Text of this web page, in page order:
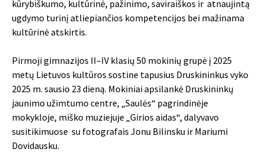
kūrybiškumo, kultūrinė, pažinimo, saviraiškos ir atnaujintą
ugdymo turinį atliepiančios kompetencijos bei mažinama
kultūrinė atskirtis.
Pirmoji gimnazijos II–IV klasių 50 mokinių grupė į 2025
metų Lietuvos kultūros sostine tapusius Druskininkus vyko
2025 m. sausio 23 dieną. Mokiniai apsilankė Druskininkų
jaunimo užimtumo centre, „Saulės“ pagrindinėje
mokykloje, miško muziejuje „Girios aidas“, dalyvavo
susitikimuose su fotografais Jonu Bilinsku ir Mariumi
Dovidausku.